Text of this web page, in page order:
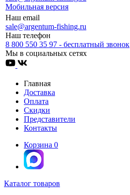
Мобильная версия
Наш email
sale@argentum-fishing.ru
Наш телефон
8 800 550 35 97 - бесплатный звонок
Мы в социальных сетях
Главная
Доставка
Оплата
Скидки
Представители
Контакты
Корзина 0
Каталог товаров